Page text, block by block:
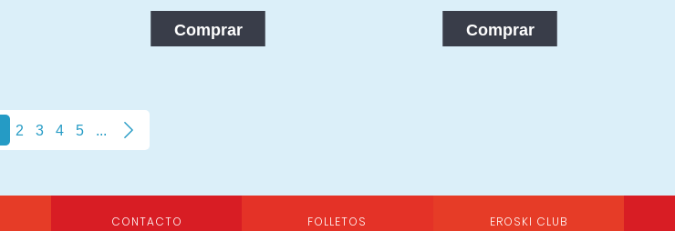
Comprar Comprar
2 3 4 5 ...
CONTACTO FOLLETOS EROSKI CLUB